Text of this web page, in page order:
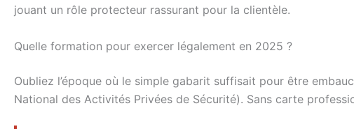
jouant un rôle protecteur rassurant pour la clientèle.
Quelle formation pour exercer légalement en 2025 ?
Oubliez l’époque où le simple gabarit suffisait pour être
National des Activités Privées de Sécurité). Sans carte